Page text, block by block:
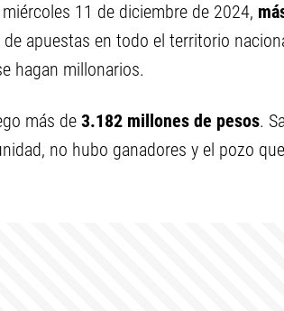
11 de diciembre de 2024,
apuestas en todo el territorio
hagan millonarios.
más de 3.182 millones de pesos.
no hubo ganadores y el pozo